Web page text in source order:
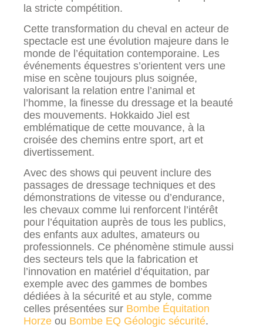
la stricte compétition.
Cette transformation du cheval en acteur de
spectacle est une évolution majeure dans le
monde de l’équitation contemporaine. Les
événements équestres s’orientent vers une
mise en scène toujours plus soignée,
valorisant la relation entre l’animal et
l’homme, la finesse du dressage et la beauté
des mouvements. Hokkaido Jiel est
emblématique de cette mouvance, à la
croisée des chemins entre sport, art et
divertissement.
Avec des shows qui peuvent inclure des
passages de dressage techniques et des
démonstrations de vitesse ou d’endurance,
les chevaux comme lui renforcent l’intérêt
pour l’équitation auprès de tous les publics,
des enfants aux adultes, amateurs ou
professionnels. Ce phénomène stimule aussi
des secteurs tels que la fabrication et
l’innovation en matériel d’équitation, par
exemple avec des gammes de bombes
dédiées à la sécurité et au style, comme
celles présentées sur Bombe Équitation
Horze ou Bombe EQ Géologic sécurité.